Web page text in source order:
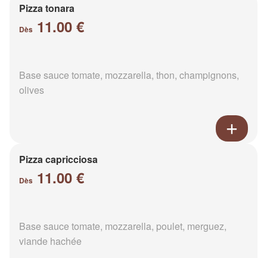
Pizza tonara
Dès 11.00 €
Base sauce tomate, mozzarella, thon, champignons,
olives
Pizza capricciosa
Dès 11.00 €
Base sauce tomate, mozzarella, poulet, merguez,
viande hachée